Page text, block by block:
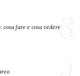
fare e cosa vedere
3